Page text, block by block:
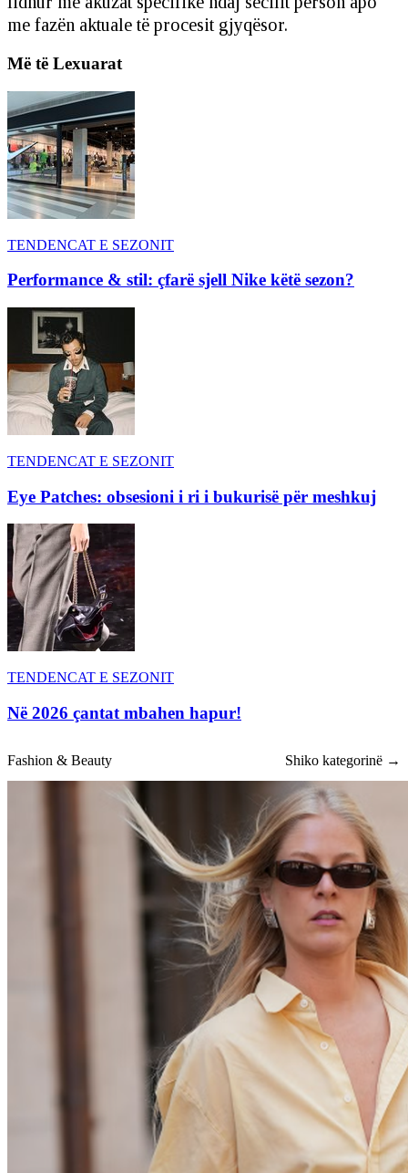
me fazën aktuale të procesit gjyqësor.
Më të Lexuarat
TENDENCAT E SEZONIT
Performance & stil: çfarë sjell Nike këtë sezon?
TENDENCAT E SEZONIT
Eye Patches: obsesioni i ri i bukurisë për meshkuj
TENDENCAT E SEZONIT
Në 2026 çantat mbahen hapur!
Fashion & Beauty Shiko kategorinë →